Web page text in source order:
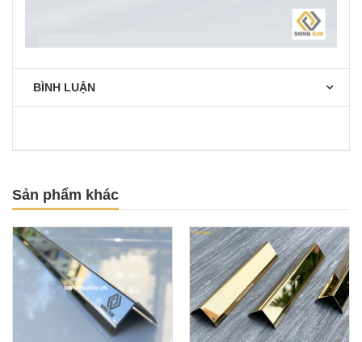
BÌNH LUẬN
Sản phẩm khác